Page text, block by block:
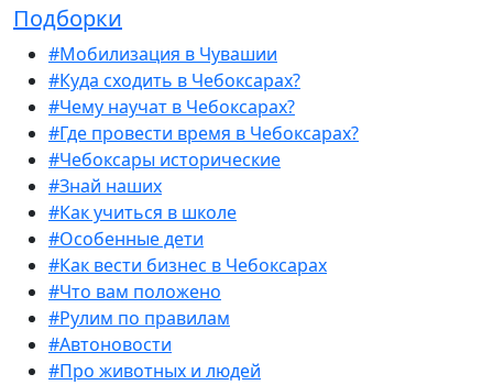
Подборки
#Мобилизация в Чувашии
#Куда сходить в Чебоксарах?
#Чему научат в Чебоксарах?
#Где провести время в Чебоксарах?
#Чебоксары исторические
#Знай наших
#Как учиться в школе
#Особенные дети
#Как вести бизнес в Чебоксарах
#Что вам положено
#Рулим по правилам
#Автоновости
#Про животных и людей